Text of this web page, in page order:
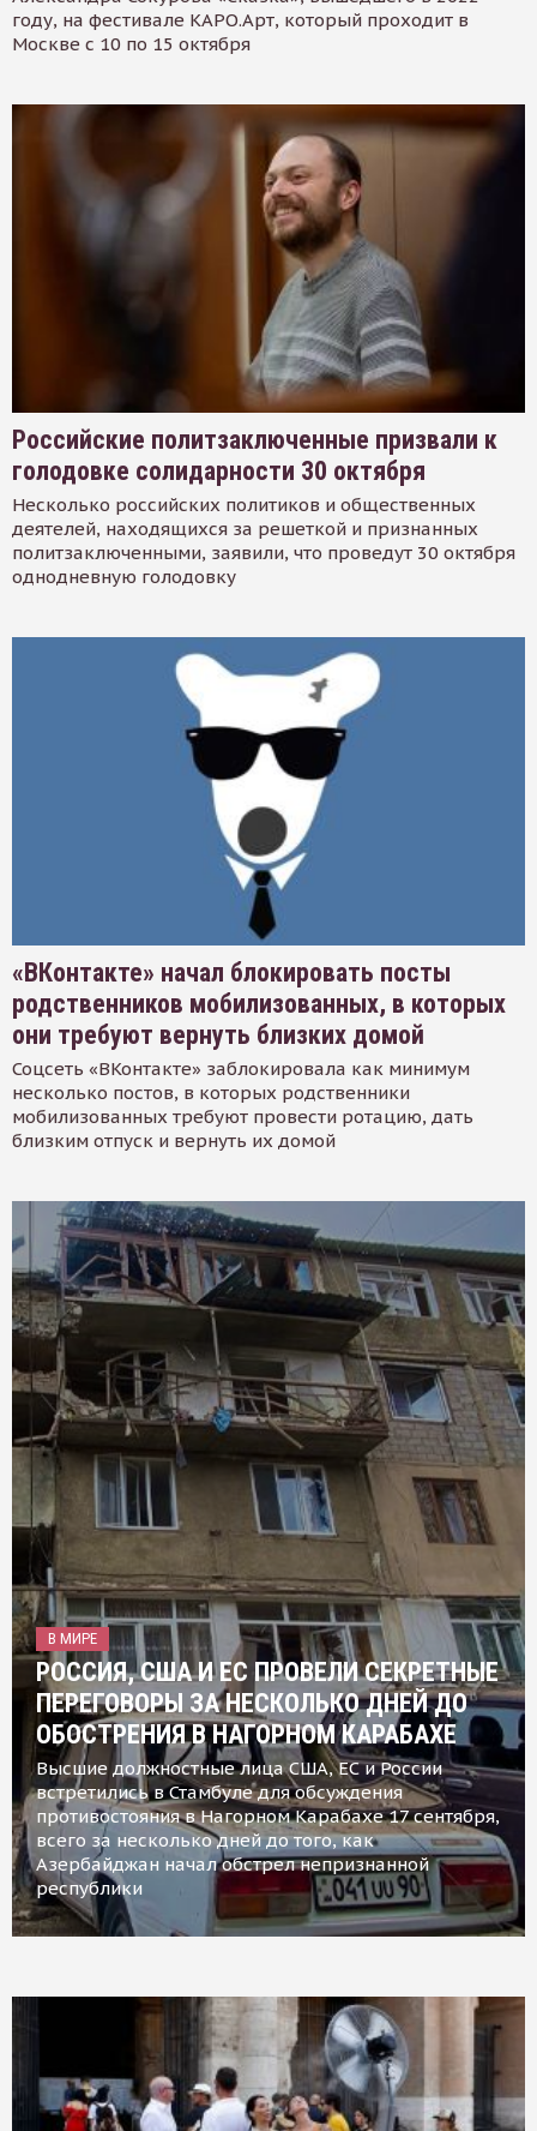
году, на фестивале КАРО.Арт, который проходит в
Москве с 10 по 15 октября
Российские политзаключенные призвали к
голодовке солидарности 30 октября
Несколько российских политиков и общественных
деятелей, находящихся за решеткой и признанных
политзаключенными, заявили, что проведут 30 октября
однодневную голодовку
«ВКонтакте» начал блокировать посты
родственников мобилизованных, в которых
они требуют вернуть близких домой
Соцсеть «ВКонтакте» заблокировала как минимум
несколько постов, в которых родственники
мобилизованных требуют провести ротацию, дать
близким отпуск и вернуть их домой
В МИРЕ
РОССИЯ, США И ЕС ПРОВЕЛИ СЕКРЕТНЫЕ
ПЕРЕГОВОРЫ ЗА НЕСКОЛЬКО ДНЕЙ ДО
ОБОСТРЕНИЯ В НАГОРНОМ КАРАБАХЕ
Высшие должностные лица США, ЕС и России
встретились в Стамбуле для обсуждения
противостояния в Нагорном Карабахе 17 сентября,
всего за несколько дней до того, как
Азербайджан начал обстрел непризнанной
республики